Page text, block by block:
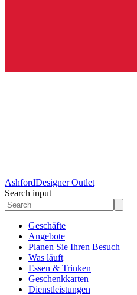
AshfordDesigner Outlet
Search input
Geschäfte
Angebote
Planen Sie Ihren Besuch
Was läuft
Essen & Trinken
Geschenkkarten
Dienstleistungen